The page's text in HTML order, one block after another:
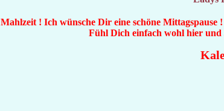
Mahlzeit ! Ich wünsche Dir eine schöne
Fühl Dich einfach wohl hier